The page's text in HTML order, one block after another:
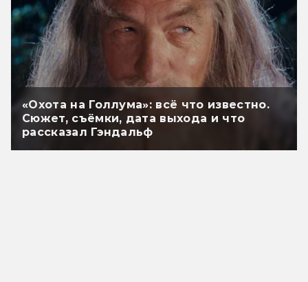
«Охота на Голлума»: всё что известно.
Сюжет, съёмки, дата выхода и что
рассказал Гэндальф